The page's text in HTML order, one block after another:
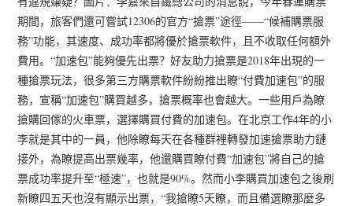
期間，旅客們還可嘗試12306的官方“搶票”途徑——“候補購票服
務”功能，其速度、成功率都將優於搶票軟件，且不收取任何額外
費用。“加速包”能夠優先出票？好友助力搶票是2018年出現的一
種搶票玩法，很多第三方購票軟件紛紛推出瞭“付費加速包”的服
務，宣稱“加速包”購買越多，搶票概率也會越大。一些用戶為瞭
搶購回傢的火車票，選擇購買付費的加速包。在北京工作4年的小
李就是其中的一員，他除瞭每天在各種群裡轉發加速搶票助力鏈
接外，為瞭提高出票幾率，他還購買瞭付費“加速包”將自己的搶
票成功率提升至“極速”，也就是90%。然而小李購買加速包之後刷
新瞭四五天也沒有顯示出票，“我搶瞭5天瞭，而且備選瞭那麼多